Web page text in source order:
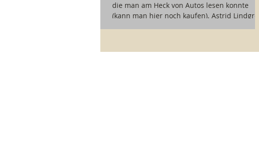
die man am Heck von Autos lesen konnte
(kann man hier noch kaufen). Astrid Lindgren